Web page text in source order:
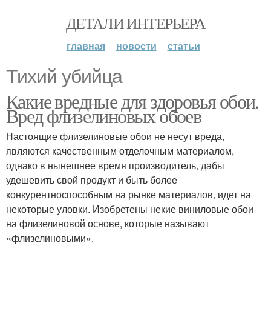
ДЕТАЛИ ИНТЕРЬЕРА
главная новости статьи
Тихий убийца
Какие вредные для здоровья обои.
Вред флизелиновых обоев
Настоящие флизелиновые обои не несут вреда,
являются качественным отделочным материалом,
однако в нынешнее время производитель, дабы
удешевить свой продукт и быть более
конкурентноспособным на рынке материалов, идет на
некоторые уловки. Изобретены некие виниловые обои
на флизелиновой основе, которые называют
«флизелиновыми».